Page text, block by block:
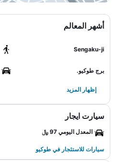
أشهر المعالم
Sengaku-ji
برج طوكيو.
إظهار المزيد
سيارت ايجار
المعدل اليومي 97 ﷼
سيارات للاستئجار في طوكيو